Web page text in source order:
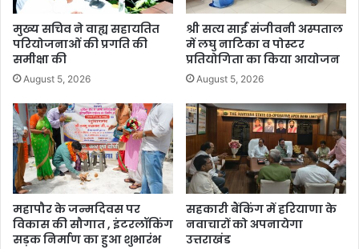
मुख्य सचिव ने वाह्य सहायतित
परियोजनाओं की प्रगति की
समीक्षा की
August 5, 2026
श्री सत्य साईं संजीवनी अस्पताल
में लघु नाटिका व पोस्टर
प्रतियोगिता का किया आयोजन
August 5, 2026
महापौर के जन्मदिवस पर
विकास की सौगात , इंटरलॉकिंग
सड़क निर्माण का हुआ शुभारंभ
सहकारी बैंकिंग में हरियाणा के
नवाचारों को अपनायेगा
उत्तराखंड